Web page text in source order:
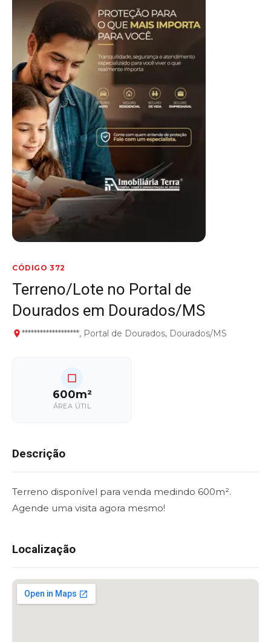
CÓDIGO 372
Terreno/Lote no Portal de
Dourados em Dourados/MS
*******************, Portal de Dourados, Dourados/MS
600m²
ÁREA ÚTIL
Descrição
Terreno disponível para venda medindo 600m².
Agende uma visita agora mesmo!
Localização